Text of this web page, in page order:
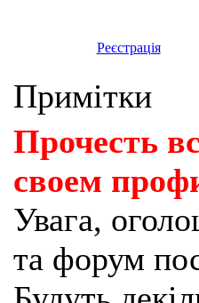
Реєстрація
Примітки
Прочесть
своем
Увага,
та форум